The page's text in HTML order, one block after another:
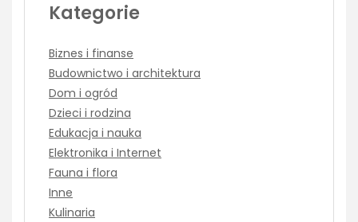
Kategorie
Biznes i finanse
Budownictwo i architektura
Dom i ogród
Dzieci i rodzina
Edukacja i nauka
Elektronika i Internet
Fauna i flora
Inne
Kulinaria